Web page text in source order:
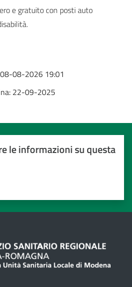
e gratuito con posti auto
08-08-2026 19:01
22-09-2025
le informazioni su questa
stelle su 5
su 5
5